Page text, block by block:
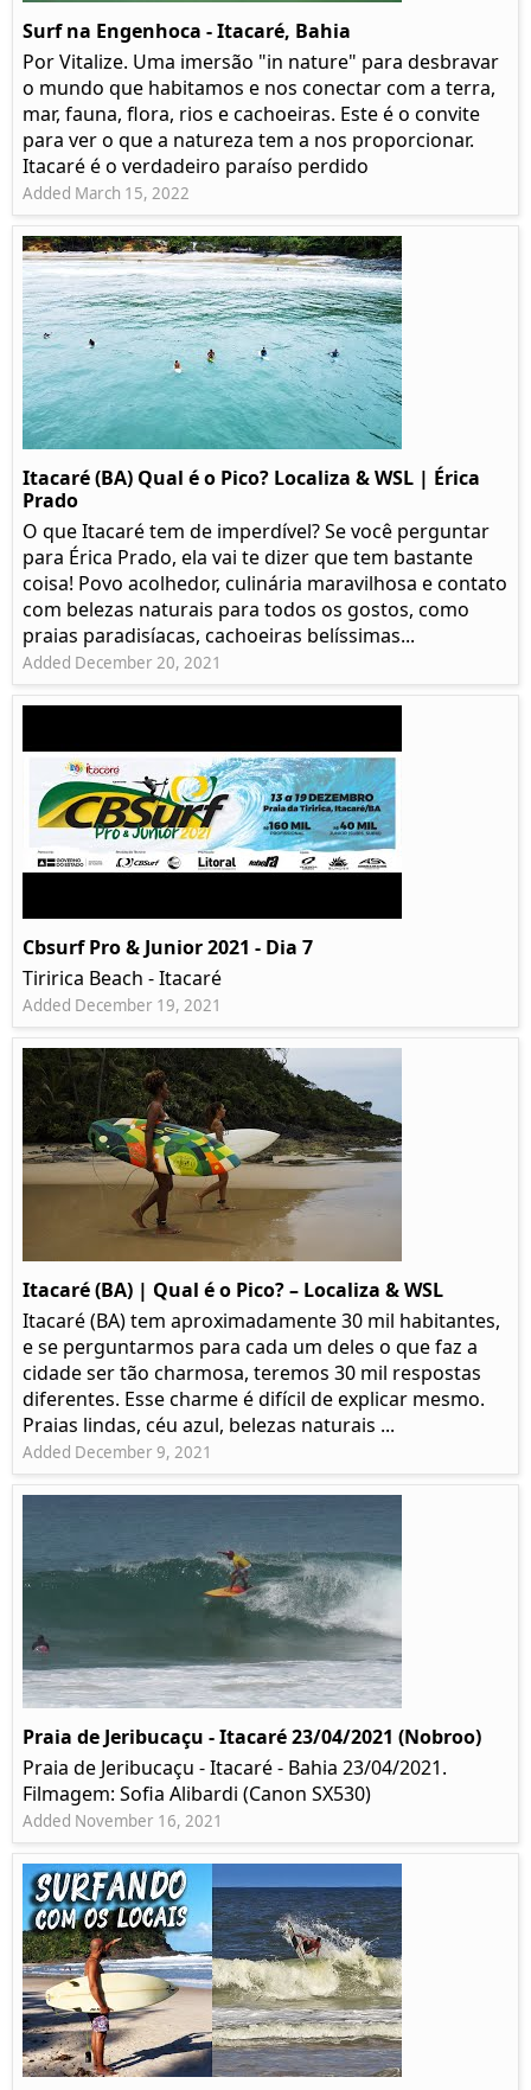
Surf na Engenhoca - Itacaré, Bahia
Por Vitalize. Uma imersão "in nature" para desbravar
o mundo que habitamos e nos conectar com a terra,
mar, fauna, flora, rios e cachoeiras. Este é o convite
para ver o que a natureza tem a nos proporcionar.
Itacaré é o verdadeiro paraíso perdido
Added March 15, 2022
Itacaré (BA) Qual é o Pico? Localiza & WSL | Érica
Prado​
O que Itacaré tem de imperdível? Se você perguntar
para Érica Prado, ela vai te dizer que tem bastante
coisa!​ Povo acolhedor, culinária maravilhosa e contato
com belezas naturais para todos os gostos, como
praias paradisíacas, cachoeiras belíssimas...
Added December 20, 2021
Cbsurf Pro & Junior 2021 - Dia 7
Tiririca Beach - Itacaré
Added December 19, 2021
Itacaré (BA) | Qual é o Pico? – Localiza & WSL​​
Itacaré (BA) tem aproximadamente 30 mil habitantes,
e se perguntarmos para cada um deles o que faz a
cidade ser tão charmosa, teremos 30 mil respostas
diferentes. Esse charme é difícil de explicar mesmo.
Praias lindas, céu azul, belezas naturais ...
Added December 9, 2021
Praia de Jeribucaçu - Itacaré 23/04/2021 (Nobroo)
Praia de Jeribucaçu - Itacaré - Bahia 23/04/2021.
Filmagem: Sofia Alibardi (Canon SX530)
Added November 16, 2021